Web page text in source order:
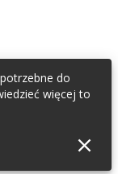
do
więcej to